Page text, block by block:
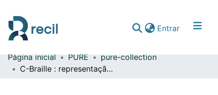
Entrar(current)
Comunidades & Coleções
Página inicial PURE
pure-collection
C-Braille : representação das cores CMYK para Braille: estudo para a criação de uma norma para aplicação na deficiência visual